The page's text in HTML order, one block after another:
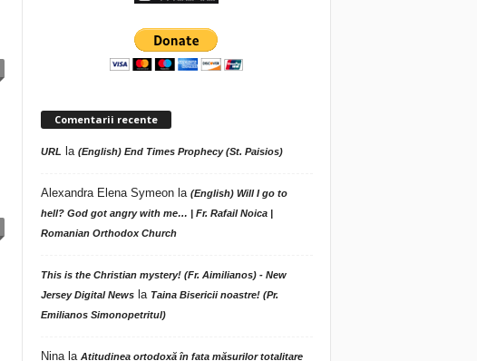
Comentarii recente
URL la (English) End Times Prophecy (St. Paisios)
Alexandra Elena Symeonla (English) Will I go to
hell? God got angry with me… | Fr. Rafail Noica |
Romanian Orthodox Church
This is the Christian mystery! (Fr. Aimilianos) - New
Jersey Digital Newsla Taina Bisericii noastre! (Pr.
Emilianos Simonopetritul)
Ninala Atitudinea ortodoxă în fața măsurilor totalitare